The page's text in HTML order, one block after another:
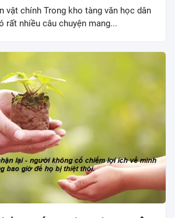
vật chính Trong kho tàng văn học dân
rất nhiều câu chuyện mang...